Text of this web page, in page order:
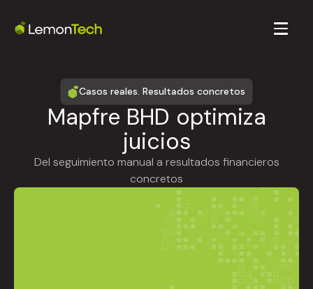
Casos reales. Resultados concretos
Mapfre BHD optimiza
juicios
Del seguimiento manual a resultados financieros
concretos